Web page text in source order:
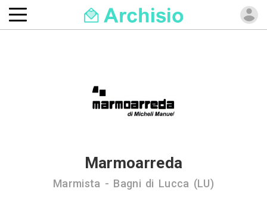
Marmoarreda
Marmista - Bagni di Lucca (LU)